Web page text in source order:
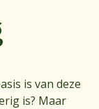
is van deze
is? Maar